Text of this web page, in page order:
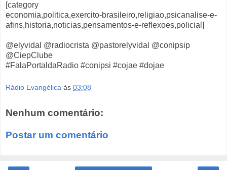
[category
economia,politica,exercito-brasileiro,religiao,psicanalise-e-
afins,historia,noticias,pensamentos-e-reflexoes,policial]
@elyvidal @radiocrista @pastorelyvidal @conipsip
@CiepClube
#FalaPortaldaRadio #conipsi #cojae #dojae
Rádio Evangélica às 03:08
Nenhum comentário:
Postar um comentário